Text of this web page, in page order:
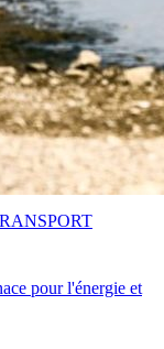
pour l'énergie et